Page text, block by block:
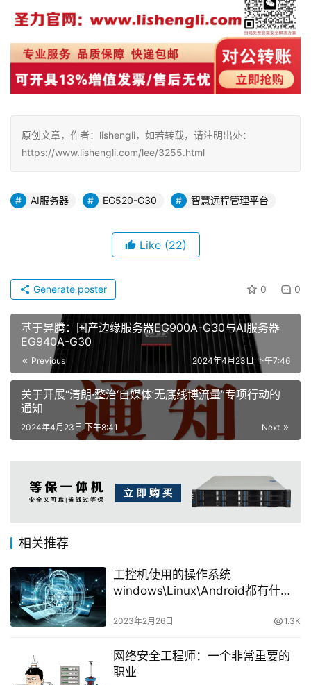
原创文章，作者：lishengli，如若转载，请注明出处：
https://www.lishengli.com/lee/3255.html
AI服务器 EG520-G30 智慧远程管理平台
Like (22)
0 0
Generate poster
基于昇腾：国产边缘服务器EG900A-G30与AI服务器
EG940A-G30
Previous 2024年4月23日 下午7:46
关于开展“清朗·整治‘自媒体’无底线博流量”专项行动的
通知
Next
2024年4月23日 下午8:41
相关推荐
工控机使用的操作系统
windows\Linux\Android都有什么
2023年2月26日 1.3K
网络安全工程师：一个非常重要的
职业